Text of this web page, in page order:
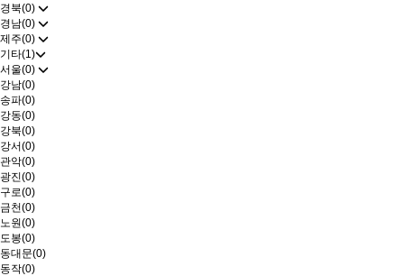
경북(0)
경남(0)
제주(0)
기타(1)
서울(0)
강남(0)
송파(0)
강동(0)
강북(0)
강서(0)
관악(0)
광진(0)
구로(0)
금천(0)
노원(0)
도봉(0)
동대문(0)
동작(0)